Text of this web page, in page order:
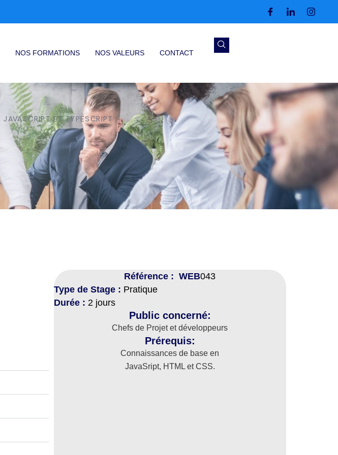
NOS FORMATIONS NOS VALEURS CONTACT
JAVASCRIPT ET TYPESCRIPT
Référence : WEB043
Type de Stage : Pratique
Durée : 2 jours
Public concerné:
Chefs de Projet et développeurs
Prérequis:
Connaissances de base en
JavaSript, HTML et CSS.